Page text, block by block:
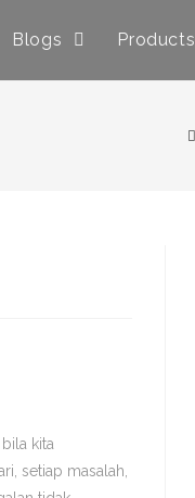
Blogs Products
kita
setiap masalah,